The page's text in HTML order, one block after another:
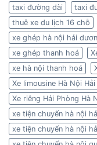
taxi đường dài
taxi
thuê xe du lịch 16 chỗ
xe ghép hà nội hải
xe ghép thanh hoá
xe hà nội thanh hoá
Xe limousine Hà Nội
Xe riêng Hải Phòng Hà
xe tiện chuyến hà nội
xe tiện chuyến hà nội